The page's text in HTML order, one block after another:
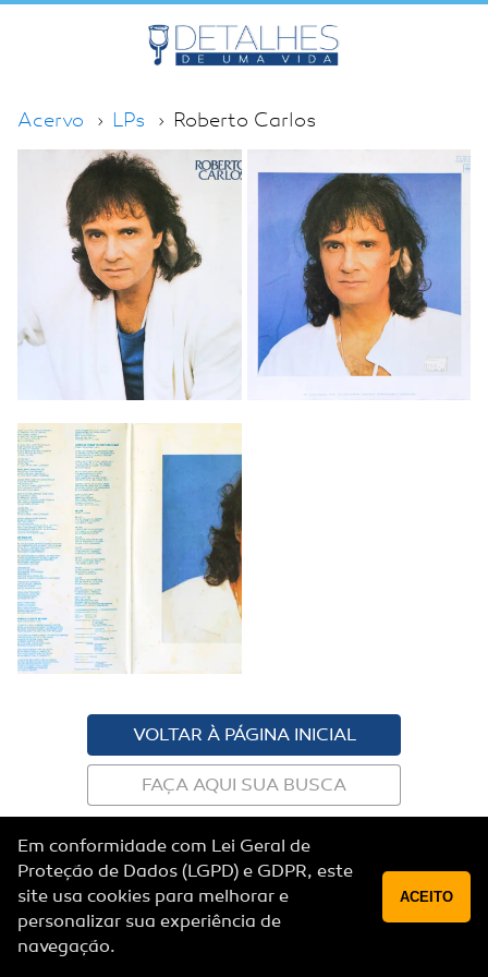
Acervo LPs Roberto Carlos
VOLTAR À PÁGINA INICIAL
FAÇA AQUI SUA BUSCA
© Copyright 2019 | Todos os direitos reservados
Em conformidade com Lei Geral de
Proteção de Dados (LGPD) e GDPR, este
site usa cookies para melhorar e
personalizar sua experiência de
navegação.
ACEITO